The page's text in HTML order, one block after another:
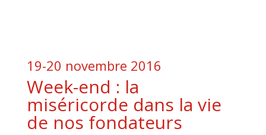
19-20 novembre 2016
Week-end : la
miséricorde dans la vie
de nos fondateurs